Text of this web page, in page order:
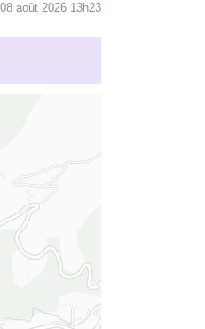
août 2026 13h23